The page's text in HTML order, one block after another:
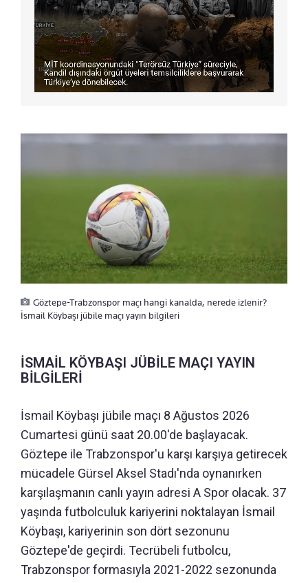
Göztepe-Trabzonspor maçı hangi kanalda, nerede izlenir?
İsmail Köybaşı jübile maçı yayın bilgileri
İSMAİL KÖYBAŞI JÜBİLE MAÇI YAYIN
BİLGİLERİ
İsmail Köybaşı jübile maçı 8 Ağustos 2026
Cumartesi günü saat 20.00'de başlayacak.
Göztepe ile Trabzonspor'u karşı karşıya getirecek
mücadele Gürsel Aksel Stadı'nda oynanırken
karşılaşmanın canlı yayın adresi A Spor olacak. 37
yaşında futbolculuk kariyerini noktalayan İsmail
Köybaşı, kariyerinin son dört sezonunu
Göztepe'de geçirdi. Tecrübeli futbolcu,
Trabzonspor formasıyla 2021-2022 sezonunda